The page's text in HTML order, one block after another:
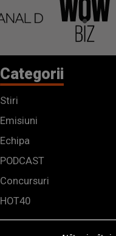
Categorii
Stiri
Emisiuni
Echipa
PODCAST
Concursuri
HOT40